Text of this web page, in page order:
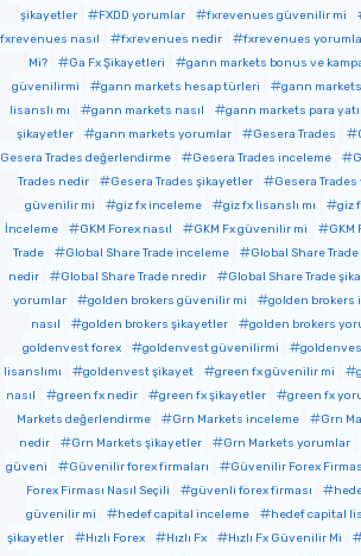
şikayetler
FXDD yorumlar fxrevenues güvenilir mi
fxrevenues nasıl
fxrevenues nedir fxrevenues
Mi?
Ga Fx Şikayetleri gann markets bonus ve
güvenilirmi
gann markets hesap türleri gann
lisanslı mı
gann markets nasıl gann markets para
şikayetler
gann markets yorumlar Gesera Trades
Gesera Trades değerlendirme
Gesera Trades inceleme
Trades nedir
Gesera Trades şikayetler Gesera
güvenilir mi
giz fx inceleme giz fx lisanslı mı giz
İnceleme
GKM Forex nasıl GKM Fx güvenilir mi GKM
Trade
Global Share Trade inceleme Global Share Trade
nedir
Global Share Trade nredir Global Share Trade
yorumlar
golden brokers güvenilir mi golden brokers
nasıl
golden brokers şikayetler golden brokers
goldenvest forex
goldenvest güvenilirmi
lisanslımı
goldenvest şikayet green fx güvenilir mi
nasıl
green fx nedir green fx şikayetler green fx
Markets değerlendirme
Grn Markets inceleme Grn
nedir
Grn Markets şikayetler Grn Markets yorumlar
güveni
Güvenilir forex firmaları Güvenilir Forex
Forex Firması Nasıl Seçili
güvenli forex firması
güvenilir mi
hedef capital inceleme hedef capital
şikayetler
Hızlı Forex Hızlı Fx Hızlı Fx Güvenilir Mi